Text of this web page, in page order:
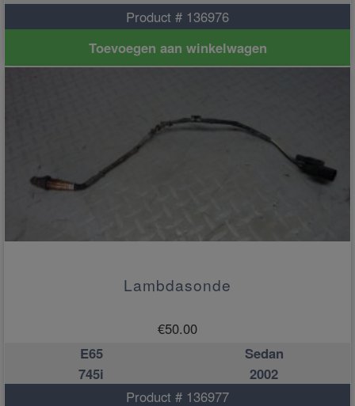
Product # 136976
Toevoegen aan winkelwagen
Lambdasonde
€50.00
E65
Sedan
745i
2002
Product # 136977